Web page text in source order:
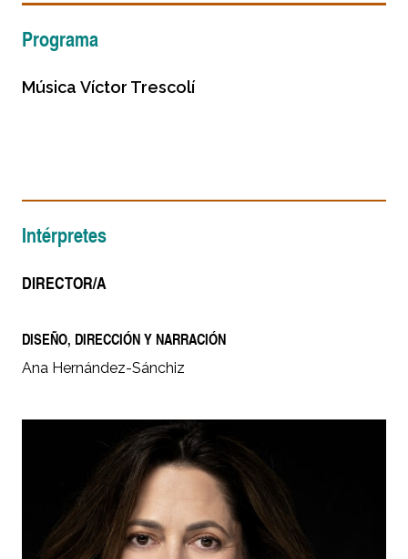
Programa
Música Víctor Trescolí
Intérpretes
DIRECTOR/A
DISEÑO, DIRECCIÓN Y NARRACIÓN
Ana Hernández-Sánchiz